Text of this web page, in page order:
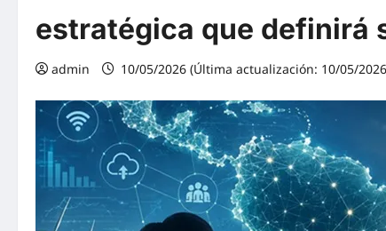
estratégica que definirá
admin 10/05/2026 (Última actualización: 10/05/